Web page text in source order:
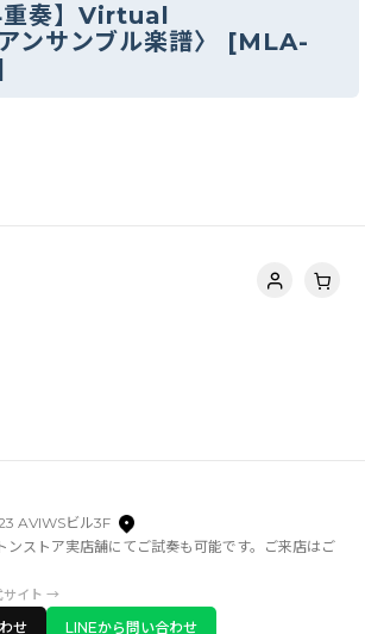
重奏】Virtual
サンブル楽譜〉
[MLA-
AVIWSビル3F
ンストア実店舗にてご試奏も可能です。ご来店はご
イト →
せ LINEから問い合わせ